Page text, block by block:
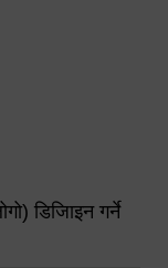
डिजिाइन गर्ने